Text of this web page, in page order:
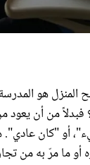
هو
من أن يعود
أو "كان
ما مرّ به من